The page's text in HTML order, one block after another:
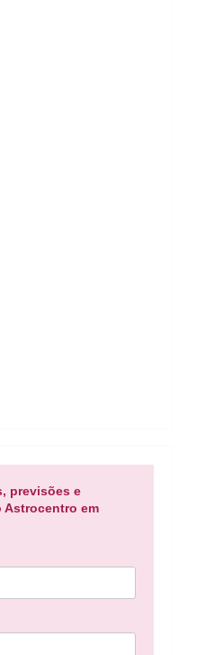
previsões e
Astrocentro em